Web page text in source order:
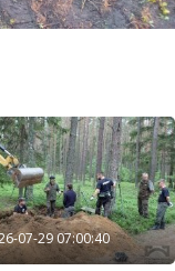
07-29 07:00:40